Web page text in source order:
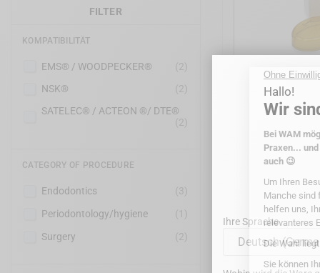
FILTER
KOMPATIBILITÄT
EMS® / WOODPECKER®
(2)
NSK®
(2)
SATELEC® / ACTEON ®/ DTE®
(2)
CATEGORY OF PROCEDURE
Endodontics
(3)
Periodontology/hygiene
(1)
Surgery
(2)
DTE
Ihre Sprache